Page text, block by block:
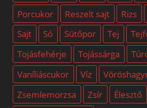
Porcukor
Reszelt sajt Rizs
Sajt
Só Sütőpor Tej
Tojásfehérje
Tojássárga
Vaníliáscukor
Víz
Zsemlemorzsa
Zsír Élesztő